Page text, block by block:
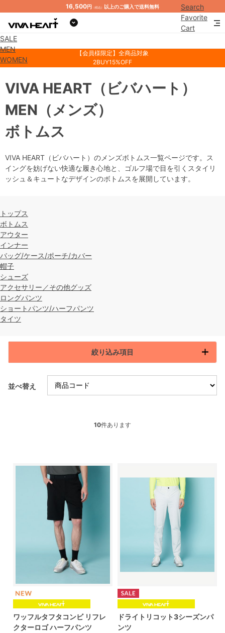
16,500円 （税込） 以上のご購入で送料無料
Search
Favorite
Cart
SALE
MEN
WOMEN
【会員様限定】全商品対象
2BUY15%OFF
ボトムス
VIVA HEART （ビバハート）
MEN （メンズ）
VIVA HEART（ビバハート）のメンズボトムス一覧ページです。ス
イングを妨げない快適な履き心地と、ゴルフ場で目を引くスタイリ
ッシュ＆キュートなデザインのボトムスを展開しています。
トップス
ボトムス
アウター
インナー
バッグ/ケース/ポーチ/カバー
帽子
シューズ
アクセサリー／その他グッズ
ロングパンツ
ショートパンツ/ハーフパンツ
タイツ
絞り込み項目
並べ替え
10件あります
ワッフルタフタコンビ リフレ
クターロゴ ハーフパンツ
ドライトリコット3シーズンパ
ンツ